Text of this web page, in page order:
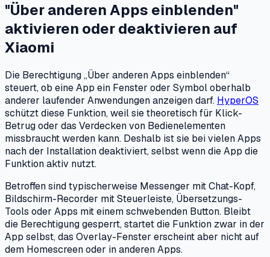
"Über anderen Apps einblenden"
aktivieren oder deaktivieren auf
Xiaomi
Die Berechtigung „Über anderen Apps einblenden“
steuert, ob eine App ein Fenster oder Symbol oberhalb
anderer laufender Anwendungen anzeigen darf. HyperOS
schützt diese Funktion, weil sie theoretisch für Klick-
Betrug oder das Verdecken von Bedienelementen
missbraucht werden kann. Deshalb ist sie bei vielen Apps
nach der Installation deaktiviert, selbst wenn die App die
Funktion aktiv nutzt.
Betroffen sind typischerweise Messenger mit Chat-Kopf,
Bildschirm-Recorder mit Steuerleiste, Übersetzungs-
Tools oder Apps mit einem schwebenden Button. Bleibt
die Berechtigung gesperrt, startet die Funktion zwar in der
App selbst, das Overlay-Fenster erscheint aber nicht auf
dem Homescreen oder in anderen Apps.